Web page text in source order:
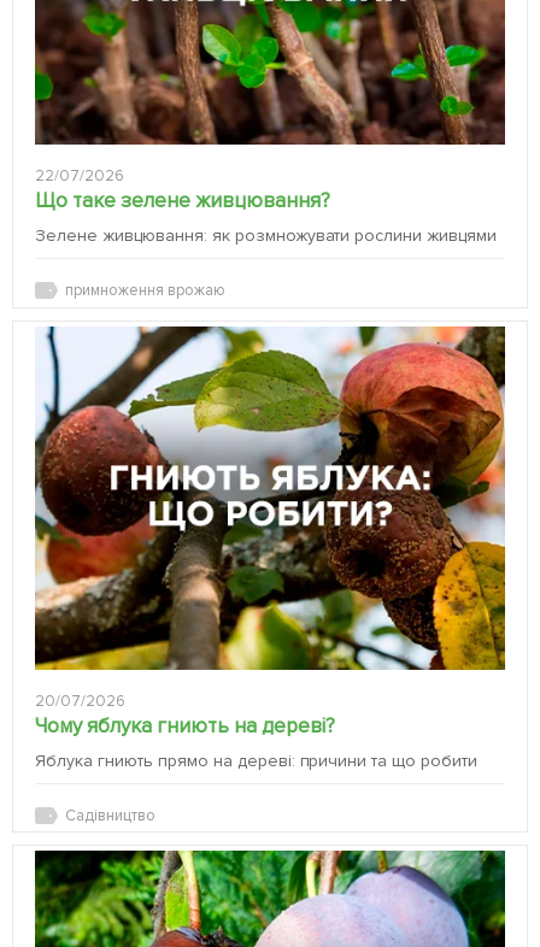
22/07/2026
Що таке зелене живцювання?
Зелене живцювання: як розмножувати рослини живцями
примноження врожаю
20/07/2026
Чому яблука гниють на дереві?
Яблука гниють прямо на дереві: причини та що робити
Садівництво